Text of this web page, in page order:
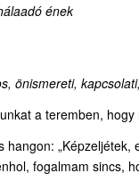
ének
önismereti,
a teremben,
hangon:
fogalmam sincs,